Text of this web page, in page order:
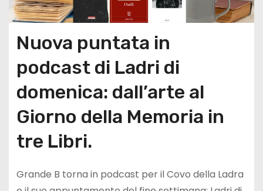
Nuova puntata in
podcast di Ladri di
domenica: dall’arte al
Giorno della Memoria in
tre Libri.
Grande B torna in podcast per il Covo della Ladra